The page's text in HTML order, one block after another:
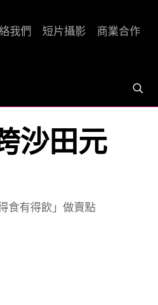
我們 短片攝影 商業合作
沙田元
食有得飲」做賣點